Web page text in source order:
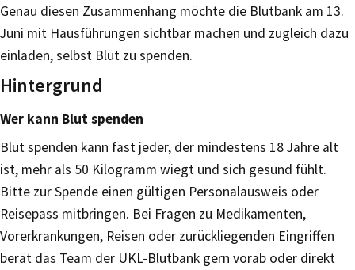
Genau diesen Zusammenhang möchte die Blutbank am 13.
Juni mit Hausführungen sichtbar machen und zugleich dazu
einladen, selbst Blut zu spenden.
Hintergrund
Wer kann Blut spenden
Blut spenden kann fast jeder, der mindestens 18 Jahre alt
ist, mehr als 50 Kilogramm wiegt und sich gesund fühlt.
Bitte zur Spende einen gültigen Personalausweis oder
Reisepass mitbringen. Bei Fragen zu Medikamenten,
Vorerkrankungen, Reisen oder zurückliegenden Eingriffen
berät das Team der UKL-Blutbank gern vorab oder direkt